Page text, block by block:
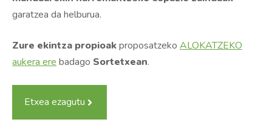
garatzea da helburua.
Zure ekintza propioakproposatzeko ALOKATZEKO
aukera ere badago Sortetxean.
Etxea ezagutu